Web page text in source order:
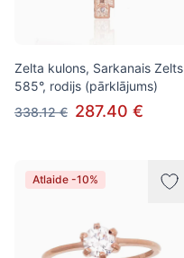
Zelta kulons, Sarkanais Zelts
585°, rodijs (pārklājums)
338.12 € 287.40 €
Atlaide -10%